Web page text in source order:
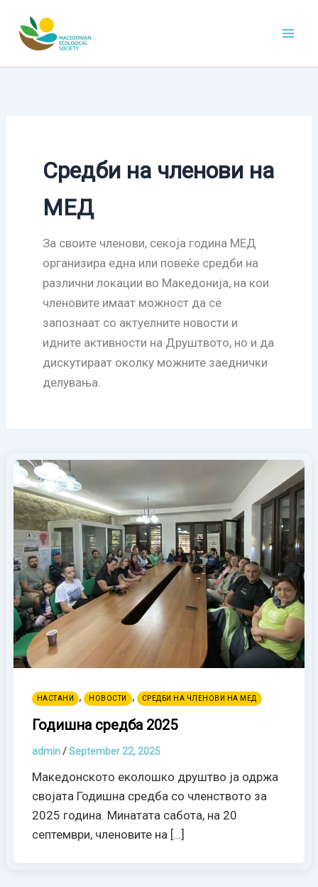
content
Средби на членови на
МЕД
За своите членови, секоја година МЕД
организира една или повеќе средби на
различни локации во Македонија, на кои
членовите имаат можност да се
запознаат со актуелните новости и
идните активности на Друштвото, но и да
дискутираат околку можните заеднички
делувања.
НАСТАНИ , НОВОСТИ , СРЕДБИ НА ЧЛЕНОВИ НА МЕД
Годишна средба 2025
admin/September 22, 2025
Македонското еколошко друштво ја одржа
својата Годишна средба со членството за
2025 година. Минатата сабота, на 20
септември, членовите на […]